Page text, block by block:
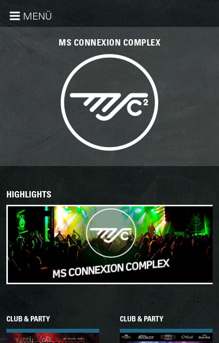
MENÜ
MS CONNEXION COMPLEX
HIGHLIGHTS
CLUB & PARTY CLUB & PARTY